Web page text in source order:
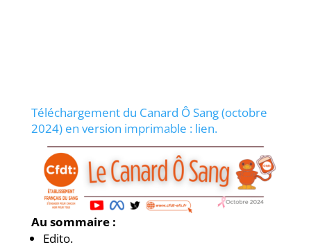
Téléchargement du Canard Ô Sang (octobre
2024) en version imprimable : lien.
Au sommaire :
Edito.